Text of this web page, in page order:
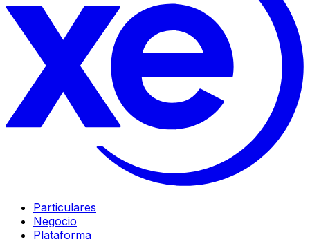
Particulares
Negocio
Plataforma